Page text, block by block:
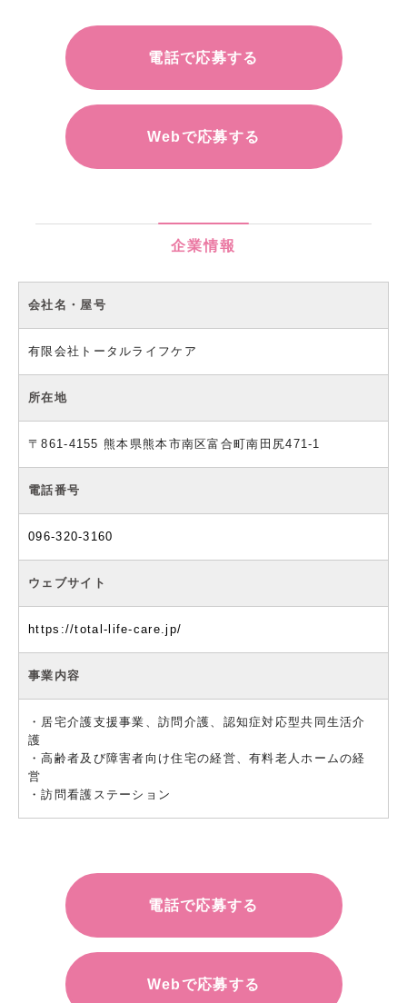
電話で応募する
Webで応募する
企業情報
会社名・屋号
有限会社トータルライフケア
所在地
〒861-4155 熊本県熊本市南区富合町南田尻471-1
電話番号
096-320-3160
ウェブサイト
https://total-life-care.jp/
事業内容
・居宅介護支援事業、訪問介護、認知症対応型共同生活介
護
・高齢者及び障害者向け住宅の経営、有料老人ホームの経
営
・訪問看護ステーション
電話で応募する
Webで応募する